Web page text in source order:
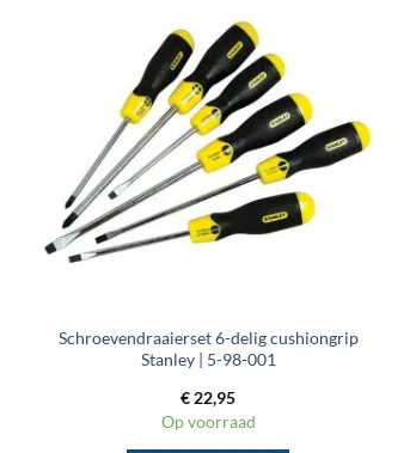
Schroevendraaierset 6-delig cushiongrip
Stanley | 5-98-001
€ 22,95
Op voorraad